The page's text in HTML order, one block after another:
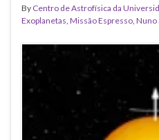
By Centro de Astrofísica da
Exoplanetas, Missão Espresso, Nuno